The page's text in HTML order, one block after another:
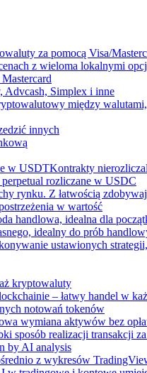
za pomocą Visa/
z wieloma lokalnymi
Advcash, Simplex i inne
między
innych
w USDTKontrakty
rozliczane w USDC
rynku. Z łatwością
w wartość
handlowa, idealna dla
idealny do prób
ustawionych
kryptowaluty
– łatwy handel w
notowań tokenów
wymiana aktywów bez
sposób realizacji transakcji
by AI analysis
z wykresów